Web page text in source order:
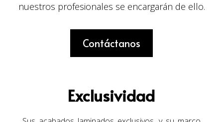
nuestros profesionales se encargarán de ello.
Contáctanos
Exclusividad